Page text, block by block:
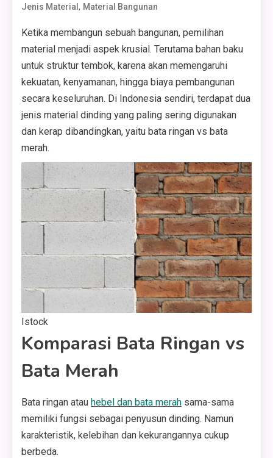
Jenis Material, Material Bangunan
Ketika membangun sebuah bangunan, pemilihan
material menjadi aspek krusial. Terutama bahan baku
untuk struktur tembok, karena akan memengaruhi
kekuatan, kenyamanan, hingga biaya pembangunan
secara keseluruhan. Di Indonesia sendiri, terdapat dua
jenis material dinding yang paling sering digunakan
dan kerap dibandingkan, yaitu bata ringan vs bata
merah.
Istock
Komparasi Bata Ringan vs
Bata Merah
Bata ringan atau hebel dan bata merah sama-sama
memiliki fungsi sebagai penyusun dinding. Namun
karakteristik, kelebihan dan kekurangannya cukup
berbeda.